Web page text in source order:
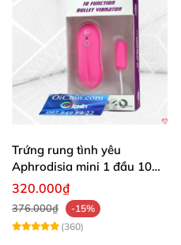
Trứng rung tình yêu
Aphrodisia mini 1 đầu 10
chế độ rung đa năng
320.000₫
376.000₫
-15%
(360)